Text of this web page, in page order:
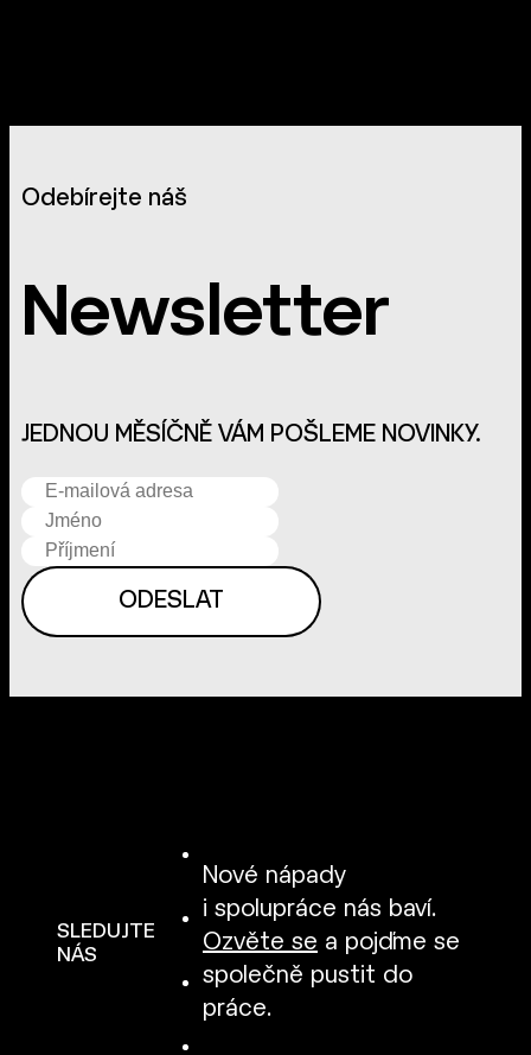
Odebírejte náš
Newsletter
JEDNOU MĚSÍČNĚ VÁM POŠLEME NOVINKY.
SLEDUJTE
NÁS
Nové nápady
i spolupráce nás baví.
Ozvěte se a pojďme se
společně pustit do
práce.